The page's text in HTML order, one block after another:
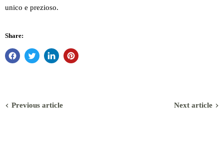
unico e prezioso.
Share:
Previous article Next article